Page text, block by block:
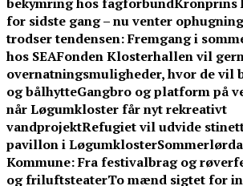
bekymring hos fagforbundKronprins
for sidste gang – nu venter
trodser tendensen: Fremgang i
hos SEAFonden Klosterhallen vil
overnatningsmuligheder, hvor de vil
og bålhytteGangbro og platform på
når Løgumkloster får nyt rekreativt
vandprojektRefugiet vil udvide
pavillon i Løgumkloster
Kommune: Fra festivalbrag og
og friluftsteaterTo mænd sigtet for